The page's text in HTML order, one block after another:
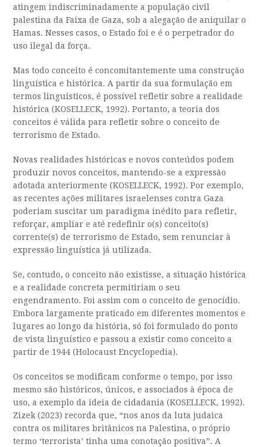
atingem indiscriminadamente a população civil
palestina da Faixa de Gaza, sob a alegação de aniquilar o
Hamas. Nesses casos, o Estado foi e é o perpetrador do
uso ilegal da força.
Mas todo conceito é concomitantemente uma construção
linguística e histórica. A partir da sua formulação em
termos linguísticos, é possível refletir sobre a realidade
histórica (KOSELLECK, 1992). Portanto, a teoria dos
conceitos é válida para refletir sobre o conceito de
terrorismo de Estado.
Novas realidades históricas e novos conteúdos podem
produzir novos conceitos, mantendo-se a expressão
adotada anteriormente (KOSELLECK, 1992). Por exemplo,
as recentes ações militares israelenses contra Gaza
poderiam suscitar um paradigma inédito para refletir,
reforçar, ampliar e até redefinir o(s) conceito(s)
corrente(s) de terrorismo de Estado, sem renunciar à
expressão linguística já utilizada.
Se, contudo, o conceito não existisse, a situação histórica
e a realidade concreta permitiriam o seu
engendramento. Foi assim com o conceito de genocídio.
Embora largamente praticado em diferentes momentos e
lugares ao longo da história, só foi formulado do ponto
de vista linguístico e passou a existir como conceito a
partir de 1944 (Holocaust Encyclopedia).
Os conceitos se modificam conforme o tempo, por isso
mesmo são históricos, únicos, e associados à época de
uso, a exemplo da ideia de cidadania (KOSELLECK, 1992).
Zizek (2023) recorda que, “nos anos da luta judaica
contra os militares britânicos na Palestina, o próprio
termo ‘terrorista’ tinha uma conotação positiva”. A